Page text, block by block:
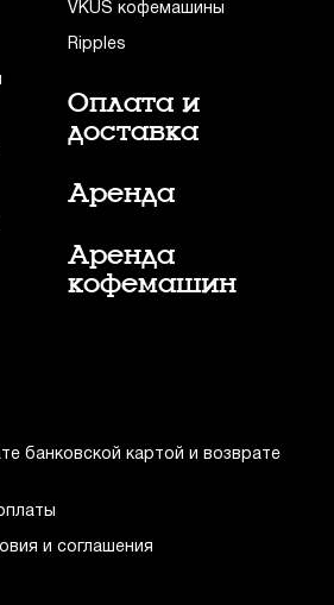
VKUS кофемашины
Ripples
Оплата и
доставка
Аренда
Аренда
кофемашин
банковской картой и возврате
и соглашения